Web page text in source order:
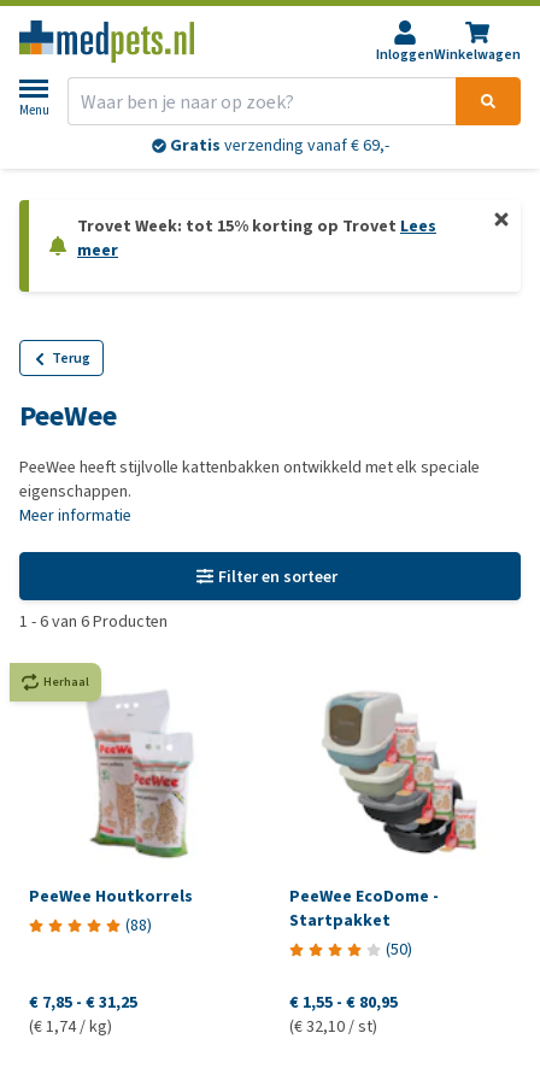
InloggenWinkelwagen
Menu
Gratis verzending vanaf € 69,-
Trovet Week: tot 15% korting op Trovet Lees
meer
Terug
PeeWee
PeeWee heeft stijlvolle kattenbakken ontwikkeld met elk speciale
eigenschappen.
Meer informatie
Filter en sorteer
1 -6van 6Producten
Herhaal
PeeWee Houtkorrels
(88)
€ 7,85 - € 31,25
(€ 1,74 / kg)
PeeWee EcoDome -
Startpakket
(50)
€ 1,55 - € 80,95
(€ 32,10 / st)